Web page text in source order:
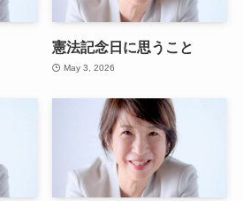
憲法記念日に思うこと
May 3, 2026